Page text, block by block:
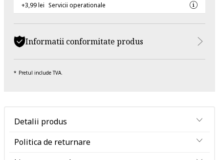
+3,99 lei Servicii operationale
Informatii conformitate produs
Pretul include TVA.
Detalii produs
Politica de returnare